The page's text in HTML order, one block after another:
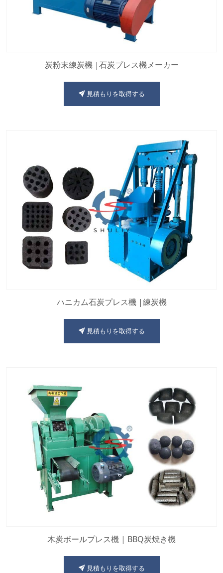
炭粉末練炭機 |石炭プレス機メーカー
見積もりを取得する
ハニカム石炭プレス機 |練炭機
見積もりを取得する
木炭ボールプレス機 | BBQ炭焼き機
見積もりを取得する